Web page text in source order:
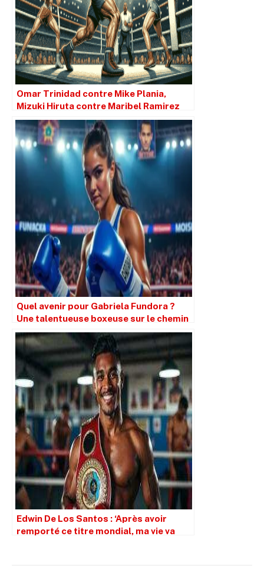
Omar Trinidad contre Mike Plania,
Mizuki Hiruta contre Maribel Ramirez
Quel avenir pour Gabriela Fundora ?
Une talentueuse boxeuse sur le chemin
du succès
Edwin De Los Santos : ‘Après avoir
remporté ce titre mondial, ma vie va